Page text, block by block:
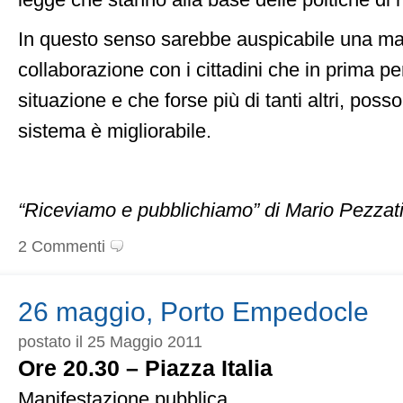
In questo senso sarebbe auspicabile una
collaborazione con i cittadini che in prima
situazione e che forse più di tanti altri,
sistema è migliorabile.
“Riceviamo e pubblichiamo” di Mario Pezzati
2 Commenti
26 maggio, Porto Empedocle
postato il 25 Maggio 2011
Ore 20.30 – Piazza Italia